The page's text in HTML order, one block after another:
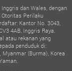
dan Wales, dengan
Otoritas Perilaku
Kantor No. 3043,
4AB, Inggris Raya.
atau rekanan yang
penduduk di:
Myanmar (Burma), Korea